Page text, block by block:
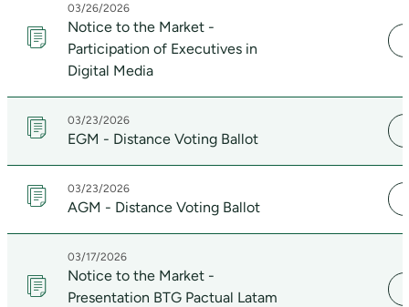
03/26/2026
Notice to the Market -
Participation of Executives in
Digital Media
03/23/2026
EGM - Distance Voting Ballot
03/23/2026
AGM - Distance Voting Ballot
03/17/2026
Notice to the Market -
Presentation BTG Pactual Latam